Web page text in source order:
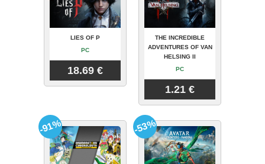
LIES OF P
PC
18.69 €
THE INCREDIBLE
ADVENTURES OF VAN
HELSING II
PC
1.21 €
-91% -53%